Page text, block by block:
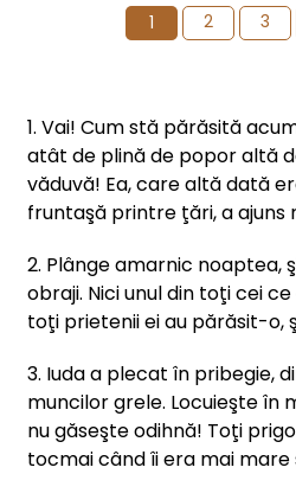
1 2 3
1. Vai! Cum stă părăsită
atât de plină de popor altă
văduvă! Ea, care altă dată
fruntaşă printre ţări, a ajuns
2. Plânge amarnic noaptea,
obraji. Nici unul din toţi cei
toţi prietenii ei au părăsit-o,
3. Iuda a plecat în pribegie,
muncilor grele. Locuieşte în
nu găseşte odihnă! Toţi
tocmai când îi era mai